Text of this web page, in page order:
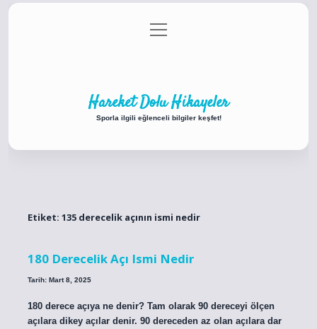
Gizlilik Politikası
menüyü
aç
Hareket Dolu Hikayeler
Sporla ilgili eğlenceli bilgiler keşfet!
Etiket: 135 derecelik açının ismi nedir
180 Derecelik Açı Ismi Nedir
Tarih: Mart 8, 2025
180 derece açıya ne denir? Tam olarak 90 dereceyi ölçen
açılara dikey açılar denir. 90 dereceden az olan açılara dar